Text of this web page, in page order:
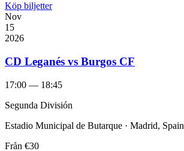
Köp biljetter
Nov
15
2026
CD Leganés vs Burgos CF
17:00 — 18:45
Segunda División
Estadio Municipal de Butarque · Madrid, Spain
Från €30